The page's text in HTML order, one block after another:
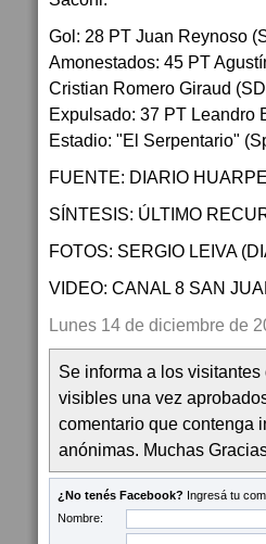
Gol: 28 PT Juan Reynoso
Amonestados: 45 PT
Cristian Romero Giraud
Expulsado: 37 PT Leandro
Estadio: "El Serpentario"
FUENTE: DIARIO
SÍNTESIS: ÚLTIMO
FOTOS: SERGIO LEIVA
VIDEO: CANAL 8 SAN
Lunes 14 de diciembre de
Se informa a los
visibles una vez
comentario que contenga
anónimas. Muchas
¿No tenés Facebook? Ingresá tu
Nombre: